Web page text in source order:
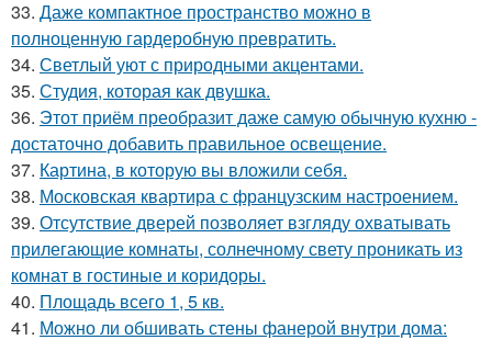
33. Даже компактное пространство можно в
полноценную гардеробную превратить.
34. Светлый уют с природными акцентами.
35. Студия, которая как двушка.
36. Этот приём преобразит даже самую обычную кухню -
достаточно добавить правильное освещение.
37. Картина, в которую вы вложили себя.
38. Московская квартира с французским настроением.
39. Отсутствие дверей позволяет взгляду охватывать
прилегающие комнаты, солнечному свету проникать из
комнат в гостиные и коридоры.
40. Площадь всего 1, 5 кв.
41. Можно ли обшивать стены фанерой внутри дома: